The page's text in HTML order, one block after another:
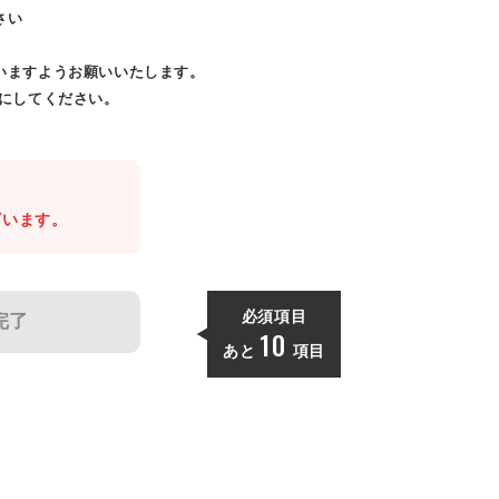
い
すようお願いいたします。
してください。
ます。
了 必須項目
あと 10 項目